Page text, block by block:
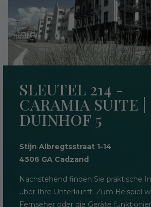
SLEUTEL 214 -
CARAMIA SUITE |
DUINHOF 5
Stijn Albregtsstraat 1-14
4506 GA Cadzand
Nachstehend finden Sie praktische
über Ihre Unterkunft. Zum Beispiel
Fernseher oder die Geräte